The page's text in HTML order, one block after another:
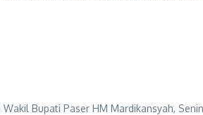
Bupati Paser HM Mardikansyah,